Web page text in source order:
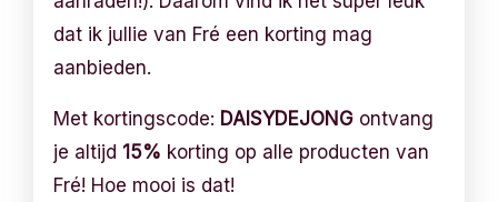
dat ik jullie van Fré een korting mag
aanbieden.
Met kortingscode: DAISYDEJONG ontvang
je altijd 15% korting op alle producten van
Fré! Hoe mooi is dat!